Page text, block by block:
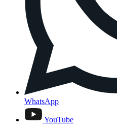
WhatsApp
YouTube